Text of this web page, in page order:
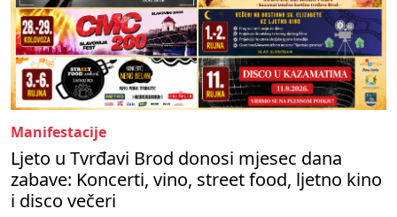
Manifestacije
Ljeto u Tvrđavi Brod donosi mjesec dana
zabave: Koncerti, vino, street food, ljetno kino
i disco večeri